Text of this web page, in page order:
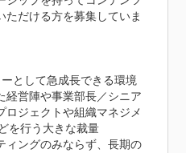
ただける方を募集していま
として急成長できる環境
経営陣や事業部長／シニア
ロジェクトや組織マネジメ
を行う大きな裁量
ィングのみならず、長期の